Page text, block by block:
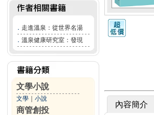
． 走進溫泉：從世界名湯
． 溫泉健康研究室：發現
文學小說
文學 小說
商管創投
內容簡介